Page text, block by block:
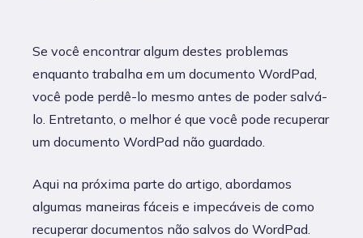
Se você encontrar algum destes problemas
enquanto trabalha em um documento WordPad,
você pode perdê-lo mesmo antes de poder salvá-
lo. Entretanto, o melhor é que você pode recuperar
um documento WordPad não guardado.
Aqui na próxima parte do artigo, abordamos
algumas maneiras fáceis e impecáveis de como
recuperar documentos não salvos do WordPad.